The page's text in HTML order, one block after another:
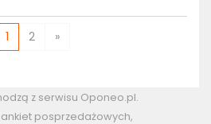
1 2 »
z serwisu Oponeo.pl.
posprzedażowych,